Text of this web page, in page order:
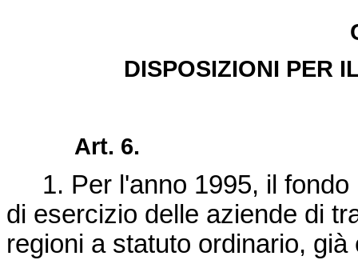
DISPOSIZIONI PER
Art. 6.
1. Per l'anno 1995, il fondo
di esercizio delle aziende di
regioni a statuto ordinario,